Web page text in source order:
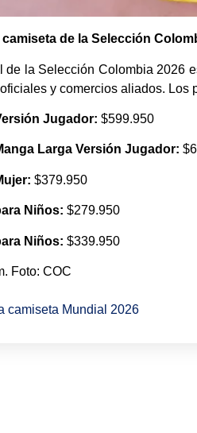
de la Selección
de la Selección Colombia 2026
y comercios aliados.
Jugador: $599.950
Larga Versión Jugador:
$379.950
Niños: $279.950
Niños: $339.950
Foto: COC
camiseta Mundial 2026